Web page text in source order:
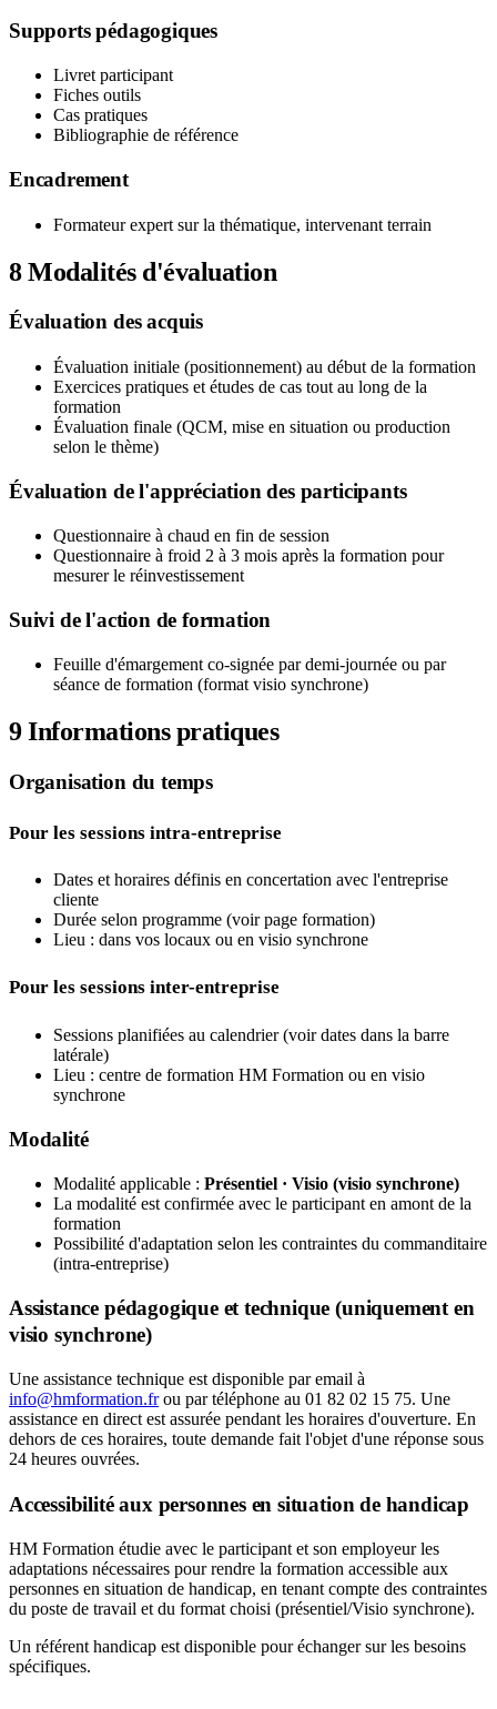
Supports pédagogiques
Livret participant
Fiches outils
Cas pratiques
Bibliographie de référence
Encadrement
Formateur expert sur la thématique, intervenant terrain
8Modalités d'évaluation
Évaluation des acquis
Évaluation initiale (positionnement) au début de la formation
Exercices pratiques et études de cas tout au long de la
formation
Évaluation finale (QCM, mise en situation ou production
selon le thème)
Évaluation de l'appréciation des participants
Questionnaire à chaud en fin de session
Questionnaire à froid 2 à 3 mois après la formation pour
mesurer le réinvestissement
Suivi de l'action de formation
Feuille d'émargement co-signée par demi-journée ou par
séance de formation (format visio synchrone)
9Informations pratiques
Organisation du temps
Pour les sessions intra-entreprise
Dates et horaires définis en concertation avec l'entreprise
cliente
Durée selon programme (voir page formation)
Lieu : dans vos locaux ou en visio synchrone
Pour les sessions inter-entreprise
Sessions planifiées au calendrier (voir dates dans la barre
latérale)
Lieu : centre de formation HM Formation ou en visio
synchrone
Modalité
Modalité applicable : Présentiel · Visio (visio synchrone)
La modalité est confirmée avec le participant en amont de la
formation
Possibilité d'adaptation selon les contraintes du commanditaire
(intra-entreprise)
Assistance pédagogique et technique (uniquement en
visio synchrone)
Une assistance technique est disponible par email à
info@hmformation.frou par téléphone au 01 82 02 15 75. Une
assistance en direct est assurée pendant les horaires d'ouverture. En
dehors de ces horaires, toute demande fait l'objet d'une réponse sous
24 heures ouvrées.
Accessibilité aux personnes en situation de handicap
HM Formation étudie avec le participant et son employeur les
adaptations nécessaires pour rendre la formation accessible aux
personnes en situation de handicap, en tenant compte des contraintes
du poste de travail et du format choisi (présentiel/Visio synchrone).
Un référent handicap est disponible pour échanger sur les besoins
spécifiques.